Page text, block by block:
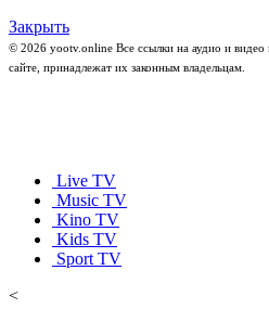
Закрыть
© 2026 yootv.online Все ссылки на аудио и видео
сайте, принадлежат их законным владельцам.
Live TV
Music TV
Kino TV
Kids TV
Sport TV
<